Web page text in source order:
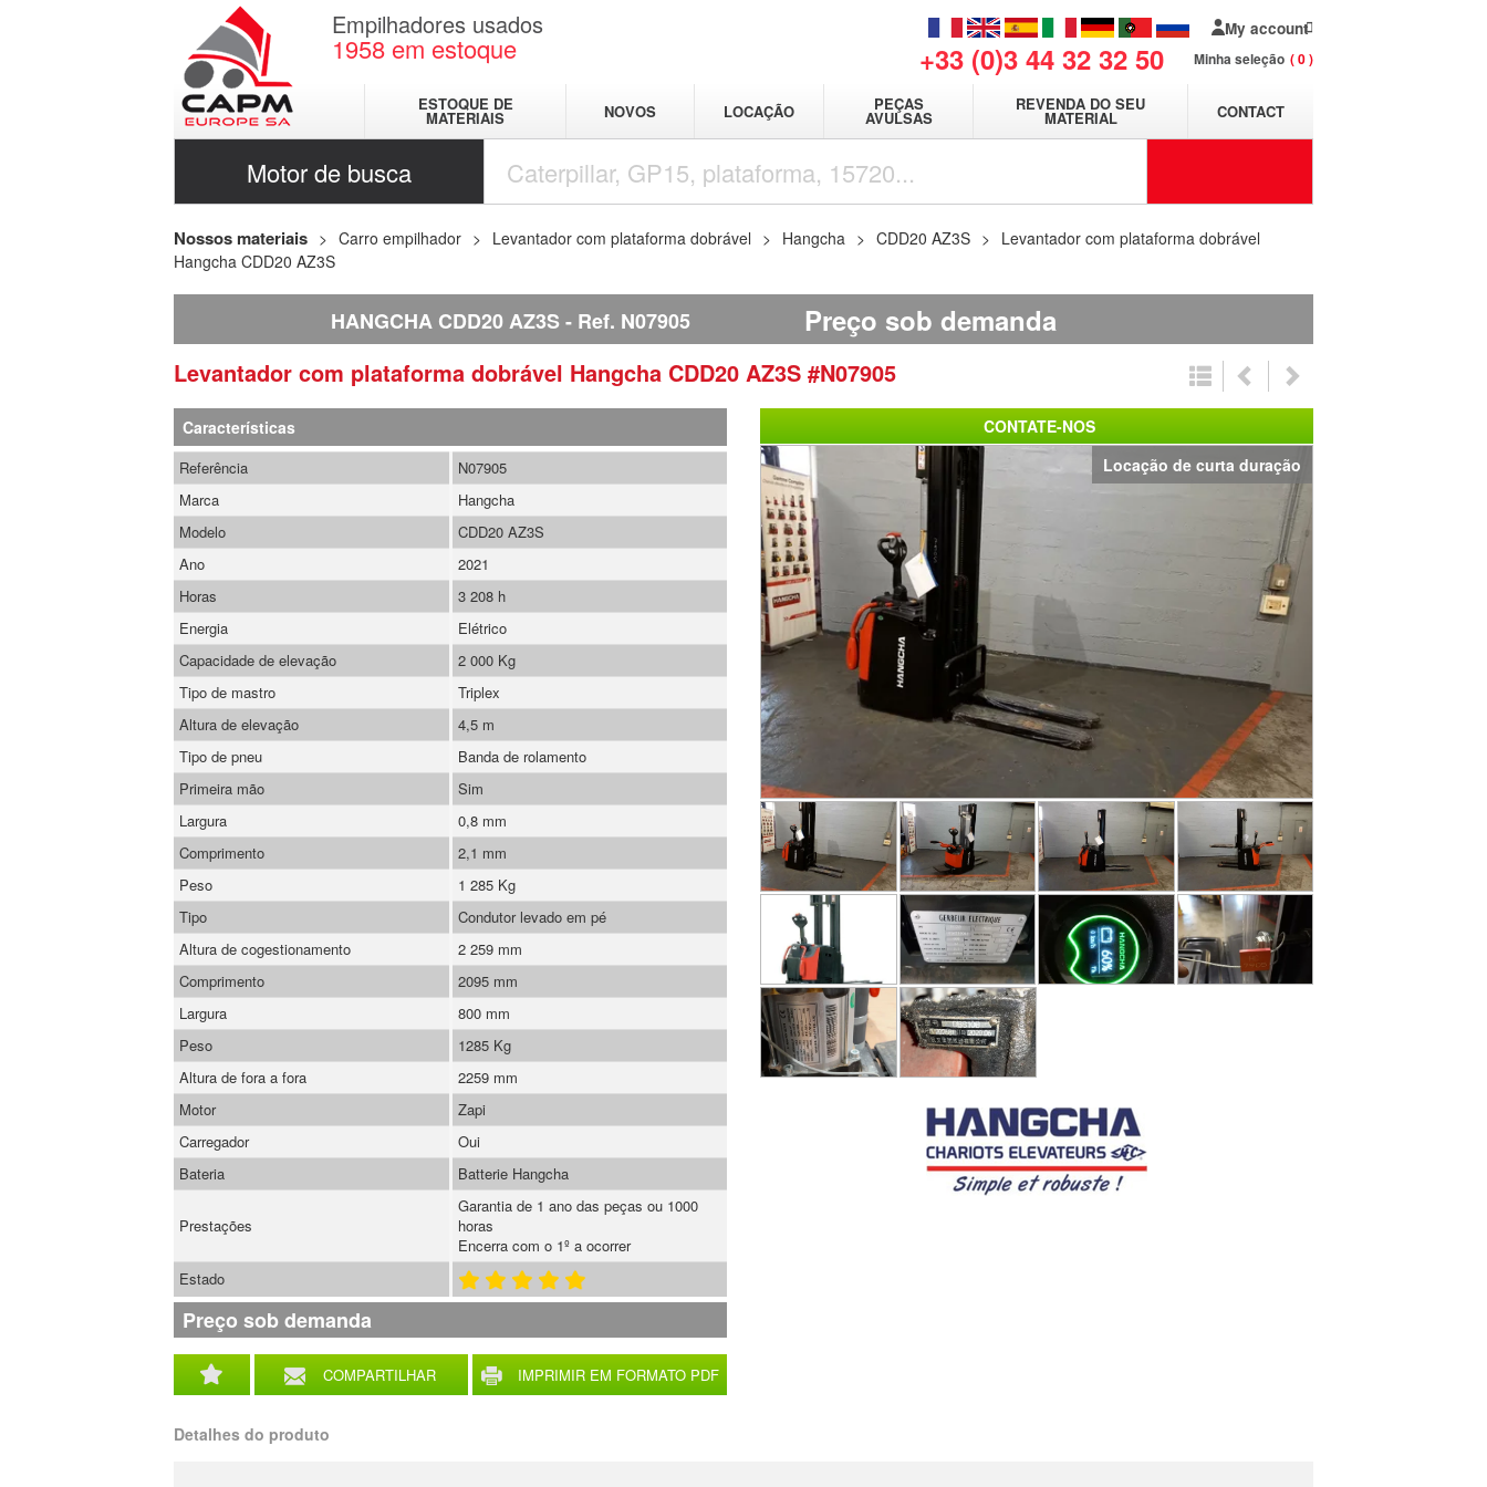
Empilhadores usados
1958 em estoque +33 (0)3 44 32 32 50
My account
Minha seleção 0
ESTOQUE DE
MATERIAIS NOVOS LOCAÇÃO PEÇAS
AVULSAS
REVENDA DO SEU
MATERIAL CONTACT
Motor de busca
Nossos materiais Carro empilhador Levantador com plataforma dobrável Hangcha CDD20 AZ3S
Levantador com plataforma dobrável
Hangcha CDD20 AZ3S
HANGCHA CDD20 AZ3S Ref. N07905 Preço sob demanda
Levantador com plataforma dobrável Hangcha CDD20 AZ3S #N07905
Locação de curta duração
Características
COMPARTILHAR IMPRIMIR EM FORMATO PDF
Referência
N07905
Marca
Hangcha
Modelo
CDD20 AZ3S
Ano
2021
Horas
3 208 h
Energia
Elétrico
Capacidade de elevação
2 000 Kg
Tipo de mastro
Triplex
Altura de elevação
4,5 m
Tipo de pneu
Banda de rolamento
Primeira mão
Sim
Largura
0,8 mm
Comprimento
2,1 mm
Peso
1 285 Kg
Tipo
Condutor levado em pé
Altura de cogestionamento
2 259 mm
Comprimento
2095 mm
Largura
800 mm
Peso
1285 Kg
Altura de fora a fora
2259 mm
Motor
Zapi
Carregador
Oui
Bateria
Batterie Hangcha
Prestações
Garantia de 1 ano das peças ou 1000
horas
Encerra com o 1º a ocorrer
Estado
Preço sob demanda
Detalhes do produto
CONTATE-NOS